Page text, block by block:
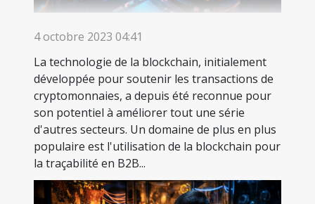
4 octobre 2023 04:41
La technologie de la blockchain, initialement
développée pour soutenir les transactions de
cryptomonnaies, a depuis été reconnue pour
son potentiel à améliorer tout une série
d'autres secteurs. Un domaine de plus en plus
populaire est l'utilisation de la blockchain pour
la traçabilité en B2B...